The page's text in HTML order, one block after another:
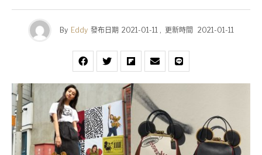
By Eddy 發布日期 2021-01-11 , 更新時間 2021-01-11